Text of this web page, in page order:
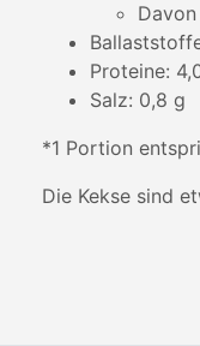
Proteine:
Salz: 0,8 g
*1 Portion
Die Kekse sind